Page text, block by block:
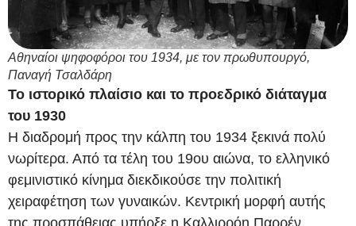
Αθηναίοι ψηφοφόροι του 1934, με τον πρωθυπουργό,
Παναγή Τσαλδάρη
Το ιστορικό πλαίσιο και το προεδρικό διάταγμα
του 1930
Η διαδρομή προς την κάλπη του 1934 ξεκινά πολύ
νωρίτερα. Από τα τέλη του 19ου αιώνα, το ελληνικό
φεμινιστικό κίνημα διεκδικούσε την πολιτική
χειραφέτηση των γυναικών. Κεντρική μορφή αυτής